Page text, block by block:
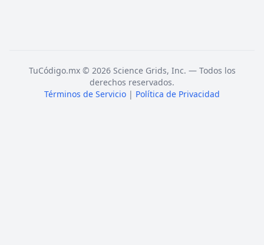
TuCódigo.mx © 2026 Science Grids, Inc. — Todos los
derechos reservados.
Términos de Servicio | Política de Privacidad